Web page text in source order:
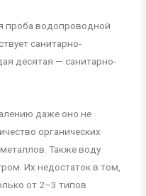
проба водопроводной
санитарно-
десятая — санитарно-
даже оно не
органических
Также воду
Их недостаток в том,
от 2–3 типов